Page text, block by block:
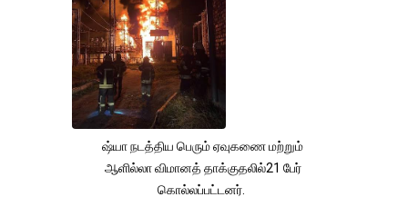
ஷ்யா நடத்திய பெரும் ஏவுகணை மற்றும்
ஆளில்லா விமானத் தாக்குதலில்21 பேர்
கொல்லப்பட்டனர்.